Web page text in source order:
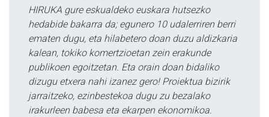
HIRUKA gure eskualdeko euskara hutsezko
hedabide bakarra da; egunero 10 udalerriren berri
ematen dugu, eta hilabetero doan duzu aldizkaria
kalean, tokiko komertzioetan zein erakunde
publikoen egoitzetan. Eta orain doan bidaliko
dizugu etxera nahi izanez gero! Proiektua bizirik
jarraitzeko, ezinbestekoa dugu zu bezalako
irakurleen babesa eta ekarpen ekonomikoa.